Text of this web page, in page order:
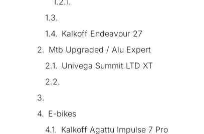
Kalkoff Endeavour 27
Mtb Upgraded / Alu Expert
Univega Summit LTD XT
E-bikes
Kalkoff Agattu Impulse 7 Pro